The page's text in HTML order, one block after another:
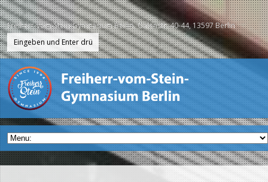
Freiherr-vom-Stein-Gymnasium Berlin, Galenstr. 40-44, 13597 Berlin